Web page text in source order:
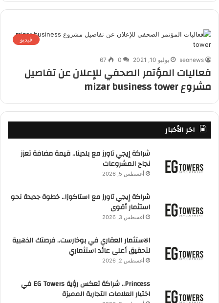
فيديو
seonews يوليو 10, 2021 0
67
فعاليات المؤتمر الصحفي للإعلان عن تفاصيل
مشروع mizar business tower
اخر الأخبار
شراكة إيجي تاورز مع بلدينا.. قيمة مضافة تعزز
نجاح المشروعات
أغسطس 5, 2026
شراكة إيجي تاورز مع استاكوزا.. خطوة جديدة نحو
استثمار أقوى
أغسطس 3, 2026
الاستثمار العقاري في بوخارست.. فرصتك الذهبية
لتحقيق أعلى عائد استثماري
أغسطس 2, 2026
Princess.. شراكة تعكس رؤية EG Towers في
اختيار العلامات التجارية المميزة